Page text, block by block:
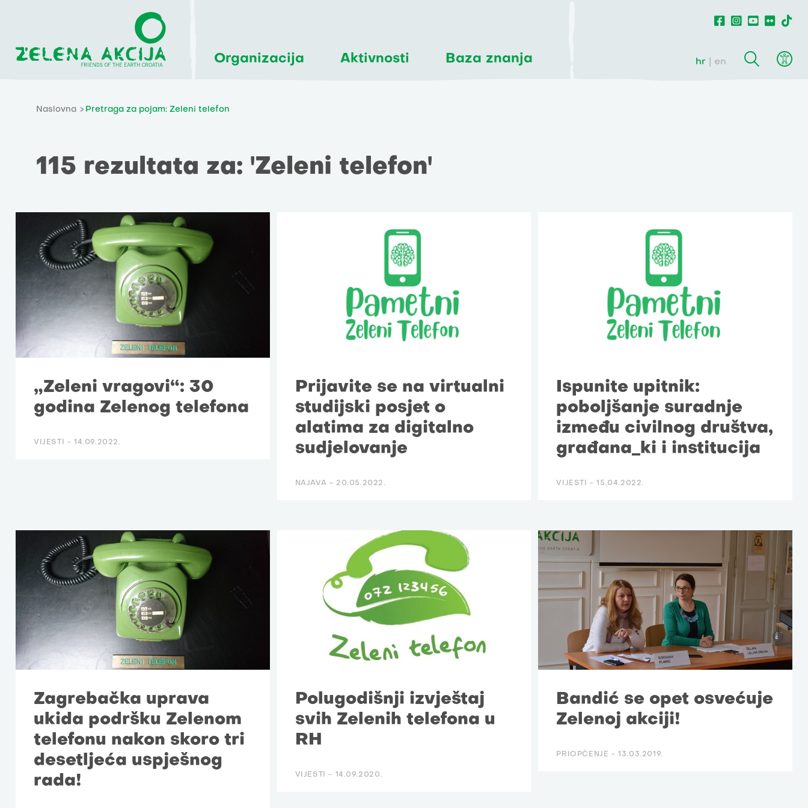
Organizacija Aktivnosti Baza znanja hr en
Naslovna Pretraga za pojam: Zeleni telefon
115 rezultata za: 'Zeleni telefon'
„Zeleni vragovi“: 30
godina Zelenog telefona
VIJESTI - 14.09.2022.
Prijavite se na virtualni
studijski posjet o
alatima za digitalno
sudjelovanje
NAJAVA - 20.05.2022.
Ispunite upitnik:
poboljšanje suradnje
između civilnog društva,
građana_ki i institucija
VIJESTI -15.04.2022.
Zagrebačka uprava
ukida podršku Zelenom
telefonu nakon skoro tri
desetljeća uspješnog
rada!
Polugodišnji izvještaj
svih Zelenih telefona u
RH
VIJESTI - 14.09.2020.
Bandić se opet osvećuje
Zelenoj akciji!
PRIOPĆENJE -13.03.2019.